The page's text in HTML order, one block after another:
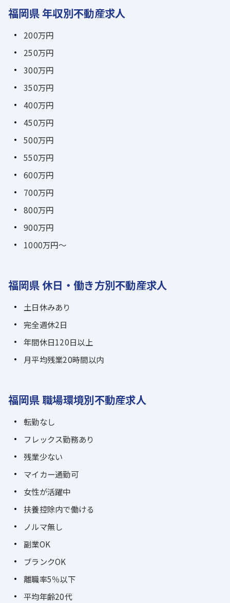
福岡県 年収別不動産求人
200万円
250万円
300万円
350万円
400万円
450万円
500万円
550万円
600万円
700万円
800万円
900万円
1000万円～
福岡県 休日・働き方別不動産求人
土日休みあり
完全週休2日
年間休日120日以上
月平均残業20時間以内
福岡県 職場環境別不動産求人
転勤なし
フレックス勤務あり
残業少ない
マイカー通勤可
女性が活躍中
扶養控除内で働ける
ノルマ無し
副業OK
ブランクOK
離職率5％以下
平均年齢20代